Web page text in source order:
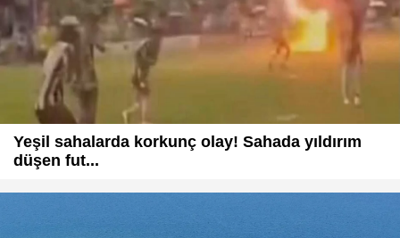
Yeşil sahalarda korkunç olay! Sahada yıldırım
düşen fut...